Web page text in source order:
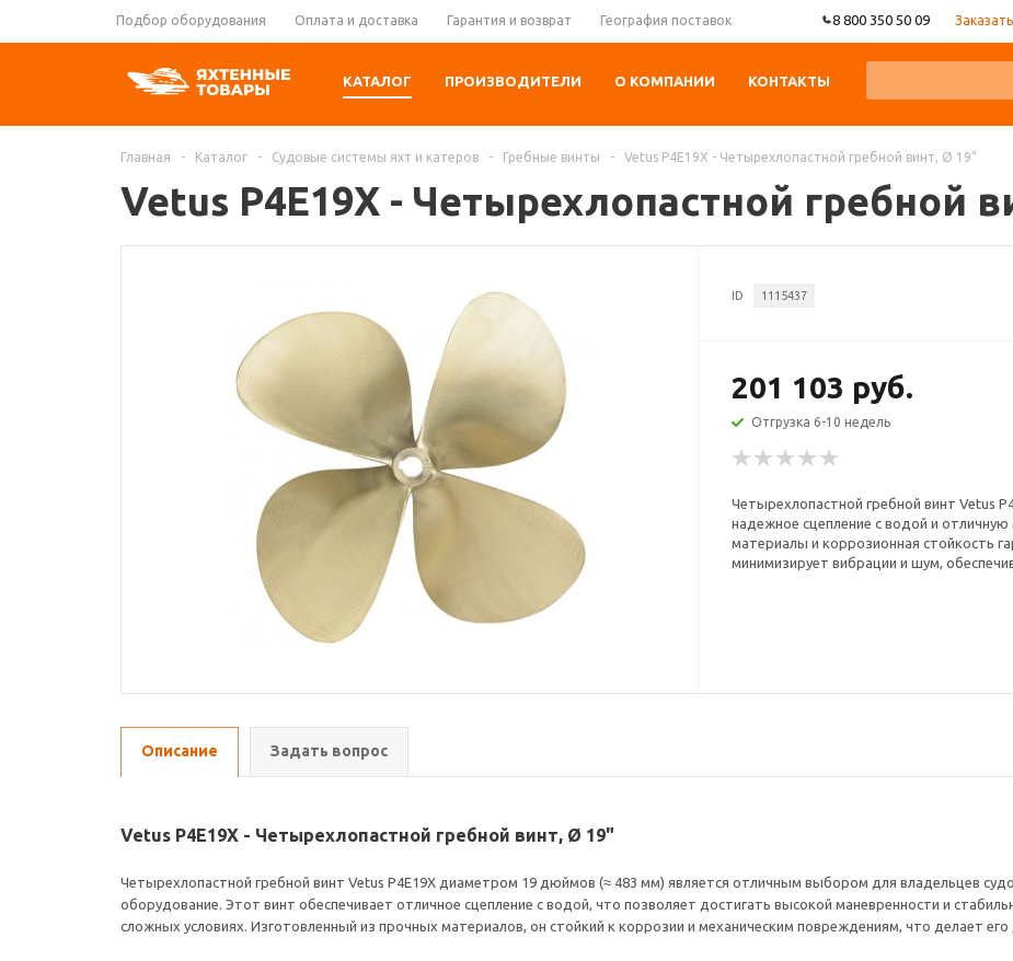
Подбор оборудования Оплата и доставка Гарантия и возврат География поставок 8 800 350 50 09
КАТАЛОГ ПРОИЗВОДИТЕЛИ О КОМПАНИИ КОНТАКТЫ
Главная - Каталог - Судовые системы яхт и катеров - Гребные винты - Vetus P4E19X - Четырехлопастной гребной винт, Ø 19"
Vetus P4E19X - Четырехлопастной гребной
ID 1115437
201 103 руб.
Отгрузка 6-10 недель
Четырехлопастной гребной винт Vetus
надежное сцепление с водой и
материалы и коррозионная стойкость
минимизирует вибрации и шум,
Описание Задать вопрос
Vetus P4E19X - Четырехлопастной гребной винт, Ø 19"
Четырехлопастной гребной винт Vetus P4E19X диаметром 19 дюймов (≈ 483 мм) является отличным выбором для владельцев
оборудование. Этот винт обеспечивает отличное сцепление с водой, что позволяет достигать высокой маневренности и
сложных условиях. Изготовленный из прочных материалов, он стойкий к коррозии и механическим повреждениям, что делает